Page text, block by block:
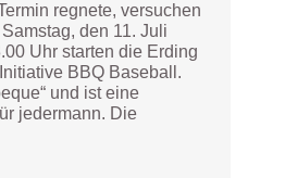
regnete, versuchen
den 11. Juli
Uhr starten die Erding
BBQ Baseball.
und ist eine
jedermann. Die